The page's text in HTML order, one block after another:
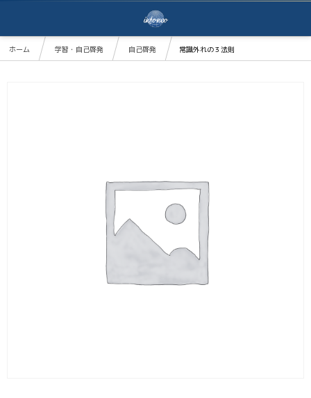
ホーム 学習・自己啓発 自己啓発 常識外れの３法則